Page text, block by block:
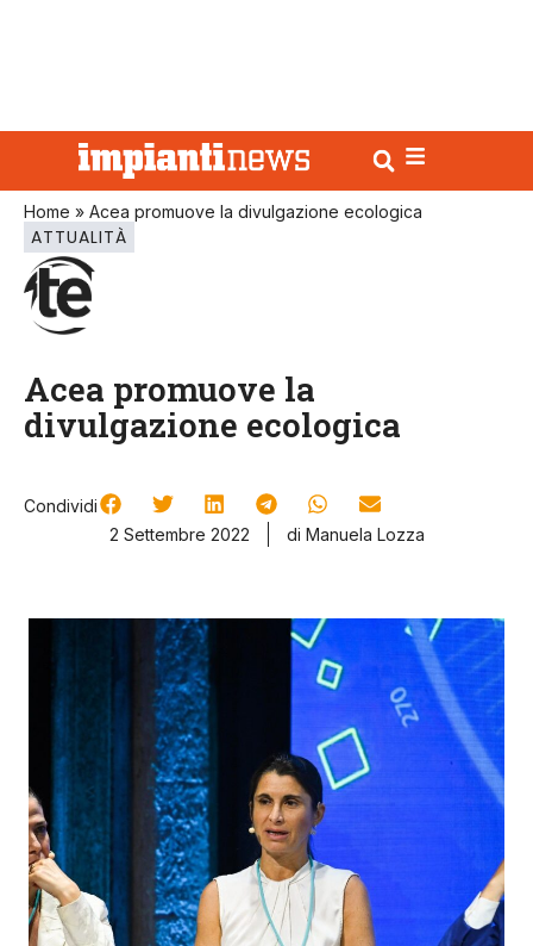
Home » Acea promuove la divulgazione ecologica
ATTUALITÀ
Acea promuove la
divulgazione ecologica
Condividi
2 Settembre 2022
di Manuela Lozza